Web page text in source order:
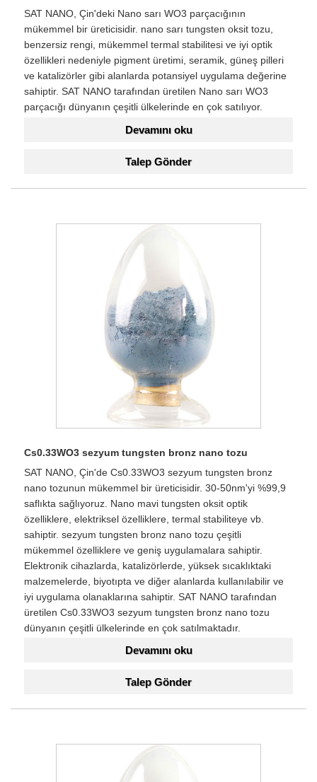
SAT NANO, Çin'deki Nano sarı WO3 parçacığının
mükemmel bir üreticisidir. nano sarı tungsten oksit tozu,
benzersiz rengi, mükemmel termal stabilitesi ve iyi optik
özellikleri nedeniyle pigment üretimi, seramik, güneş pilleri
ve katalizörler gibi alanlarda potansiyel uygulama değerine
sahiptir. SAT NANO tarafından üretilen Nano sarı WO3
parçacığı dünyanın çeşitli ülkelerinde en çok satılıyor.
Devamını oku
Talep Gönder
Cs0.33WO3 sezyum tungsten bronz nano tozu
SAT NANO, Çin'de Cs0.33WO3 sezyum tungsten bronz
nano tozunun mükemmel bir üreticisidir. 30-50nm'yi %99,9
saflıkta sağlıyoruz. Nano mavi tungsten oksit optik
özelliklere, elektriksel özelliklere, termal stabiliteye vb.
sahiptir. sezyum tungsten bronz nano tozu çeşitli
mükemmel özelliklere ve geniş uygulamalara sahiptir.
Elektronik cihazlarda, katalizörlerde, yüksek sıcaklıktaki
malzemelerde, biyotıpta ve diğer alanlarda kullanılabilir ve
iyi uygulama olanaklarına sahiptir. SAT NANO tarafından
üretilen Cs0.33WO3 sezyum tungsten bronz nano tozu
dünyanın çeşitli ülkelerinde en çok satılmaktadır.
Devamını oku
Talep Gönder